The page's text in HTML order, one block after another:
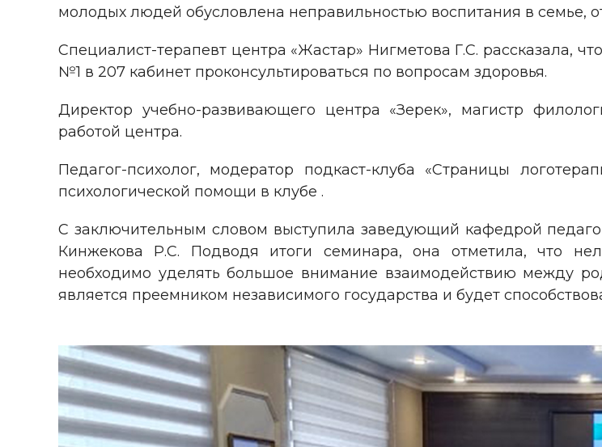
молодых людей обусловлена неправильностью воспитания в семье,
Специалист-терапевт центра «Жастар» Нигметова Г.С. рассказала,
№1 в 207 кабинет проконсультироваться по вопросам здоровья.
Директор учебно-развивающего центра «Зерек», магистр
работой центра.
Педагог-психолог, модератор подкаст-клуба «Страницы
психологической помощи в клубе .
С заключительным словом выступила заведующий кафедрой
Кинжекова Р.С. Подводя итоги семинара, она отметила, что
необходимо уделять большое внимание взаимодействию между
является преемником независимого государства и будет